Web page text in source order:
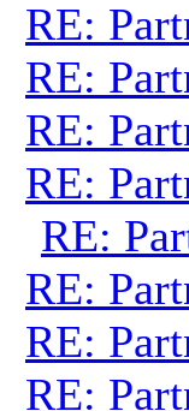
RE:
RE:
RE:
RE:
RE:
RE:
RE:
RE: